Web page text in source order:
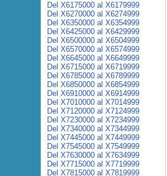
Del X6175000 al X6179999
Del X6270000 al X6274999
Del X6350000 al X6354999
Del X6425000 al X6429999
Del X6500000 al X6504999
Del X6570000 al X6574999
Del X6645000 al X6649999
Del X6715000 al X6719999
Del X6785000 al X6789999
Del X6850000 al X6854999
Del X6910000 al X6914999
Del X7010000 al X7014999
Del X7120000 al X7124999
Del X7230000 al X7234999
Del X7340000 al X7344999
Del X7445000 al X7449999
Del X7545000 al X7549999
Del X7630000 al X7634999
Del X7715000 al X7719999
Del X7815000 al X7819999